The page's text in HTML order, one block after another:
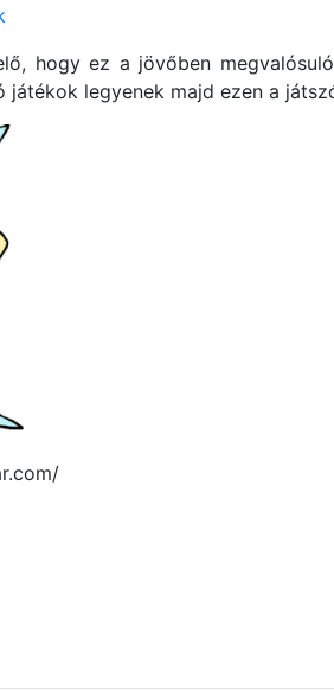
hogy ez a jövőben
játékok legyenek majd ezen a